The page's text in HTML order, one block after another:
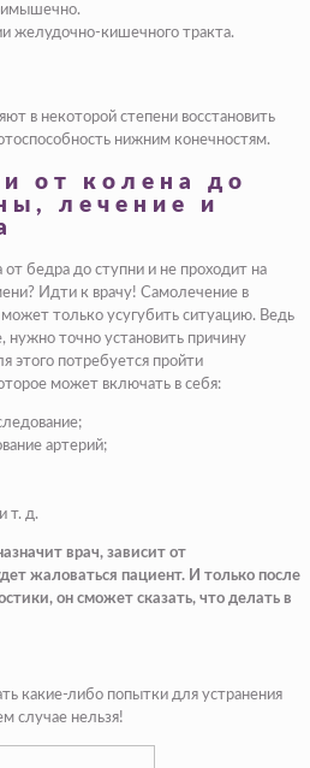
желудочно-кишечного тракта.
в некоторой степени восстановить
нижним конечностям.
от колена до
лечение и
бедра до ступни и не проходит на
Идти к врачу! Самолечение в
только усугубить ситуацию. Ведь
нужно точно установить причину
этого потребуется пройти
может включать в себя:
артерий;
т. д.
врач, зависит от
жаловаться пациент. И только после
он сможет сказать, что делать в
какие-либо попытки для устранения
случае нельзя!